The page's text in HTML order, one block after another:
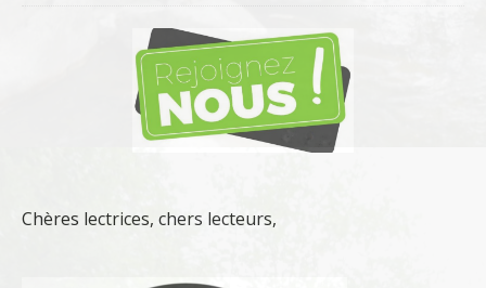
Chères lectrices, chers lecteurs,